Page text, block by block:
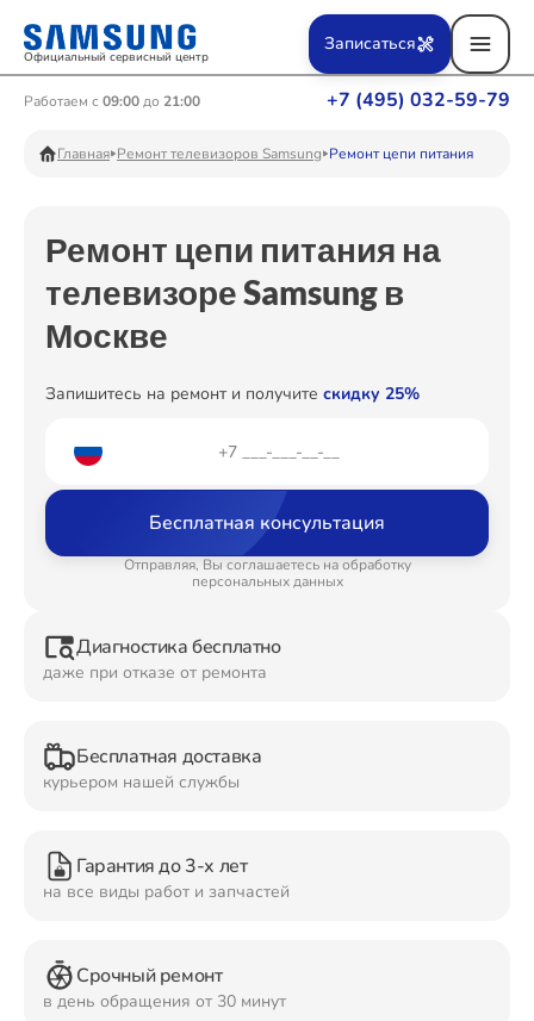
Официальный сервисный центр
+7 (495) 032-59-79
Работаем с 09:00до 21:00
Записаться
Главная Ремонт телевизоров Samsung Ремонт цепи питания
Ремонт цепи питания на
телевизоре Samsung в
Москве
Запишитесь на ремонт и получите скидку 25%
Бесплатная консультация
Отправляя, Вы соглашаетесь на обработку
персональных данных
Диагностика бесплатно
даже при отказе от ремонта
Бесплатная доставка
курьером нашей службы
Гарантия до 3-х лет
на все виды работ и запчастей
Срочный ремонт
в день обращения от 30 минут
Ремонт Вертикальных пылесосов
Ремонт Телевизоров
Ремонт Пылесосов
Ремонт Планшетов